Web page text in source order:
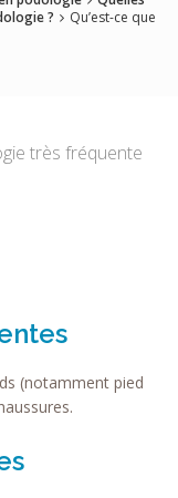
?
Qu’est-ce que
très fréquente
(notamment pied